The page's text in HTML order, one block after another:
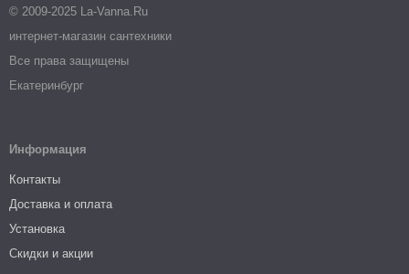
© 2009-2025 La-Vanna.Ru
интернет-магазин сантехники
Все права защищены
Екатеринбург
Информация
Контакты
Доставка и оплата
Установка
Скидки и акции